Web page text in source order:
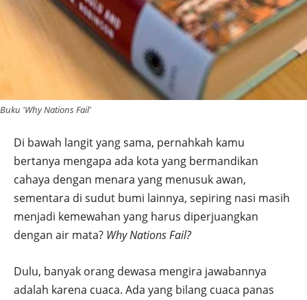
Buku 'Why Nations Fail'
Di bawah langit yang sama, pernahkah kamu
bertanya mengapa ada kota yang bermandikan
cahaya dengan menara yang menusuk awan,
sementara di sudut bumi lainnya, sepiring nasi masih
menjadi kemewahan yang harus diperjuangkan
dengan air mata? Why Nations Fail?
Dulu, banyak orang dewasa mengira jawabannya
adalah karena cuaca. Ada yang bilang cuaca panas